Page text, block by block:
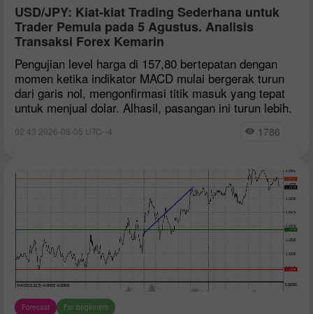
USD/JPY: Kiat-kiat Trading Sederhana untuk
Trader Pemula pada 5 Agustus. Analisis
Transaksi Forex Kemarin
Pengujian level harga di 157,80 bertepatan dengan
momen ketika indikator MACD mulai bergerak turun
dari garis nol, mengonfirmasi titik masuk yang tepat
untuk menjual dolar. Alhasil, pasangan ini turun lebih.
02:43 2026-08-05 UTC--4 1786
Forecast For beginners